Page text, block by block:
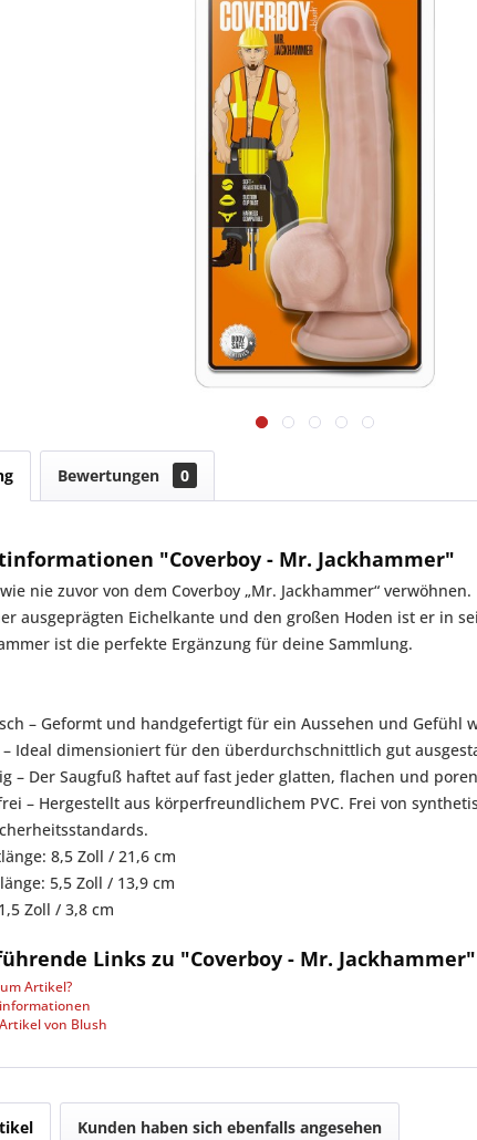
Bewertungen 0
"Coverboy - Mr. Jackhammer"
nie zuvor von dem Coverboy „Mr. Jackhammer“ verwöhnen.
ausgeprägten Eichelkante und den großen Hoden ist er in
ist die perfekte Ergänzung für deine Sammlung.
– Geformt und handgefertigt für ein Aussehen und Gefühl
Ideal dimensioniert für den überdurchschnittlich gut
– Der Saugfuß haftet auf fast jeder glatten, flachen und
– Hergestellt aus körperfreundlichem PVC. Frei von
8,5 Zoll / 21,6 cm
5,5 Zoll / 13,9 cm
Zoll / 3,8 cm
Links zu "Coverboy - Mr. Jackhammer"
Artikel?
von Blush
Kunden haben sich ebenfalls angesehen